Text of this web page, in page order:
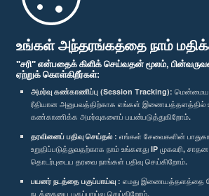
உங்கள் அந்தரங்கத்தை நாம்
"சரி" என்பதைக் கிளிக் செய்வதன் மூலம்,
ஏற்றுக் கொள்கிறீர்கள்:
அமர்வு கண்காணிப்பு (Session Tracking):
ரீதியான அனுபவத்திற்காக எங்கள் இணையத்தளத்தில்
கண்காணிக்க அமர்வுகளைப் பயன்படுத்துகிறோம்.
தரவினைப் பதிவு செய்தல் : எங்கள் சேவைகளின்
உறுதிப்படுத்துவதற்காக நாம் உங்களது IP முகவரி,
தொடர்புடைய தரவை நாங்கள் பதிவு செய்கிறோம்.
பயனர் நடத்தை பகுப்பாய்வு : எமது இணையத்தளத்தை
நடத்தையை பகுப்பாய்வு செய்கிறோம்.
பாராளுமன்ற கையடக்க செயலி
எம்மை பின்தொடர்க :
விருதுகள்
தனியுரிமைக் கொள்கை